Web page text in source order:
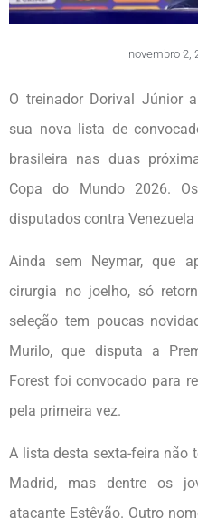
novembro 2,
O treinador Dorival Júnior
sua nova lista de
brasileira nas duas
Copa do Mundo 2026.
disputados contra Venezuela
Ainda sem Neymar, que
cirurgia no joelho, só
seleção tem poucas
Murilo, que disputa a
Forest foi convocado para
pela primeira vez.
A lista desta sexta-feira não
Madrid, mas dentre os
atacante Estêvão. Outro